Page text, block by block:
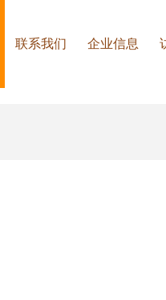
联系我们 企业信息